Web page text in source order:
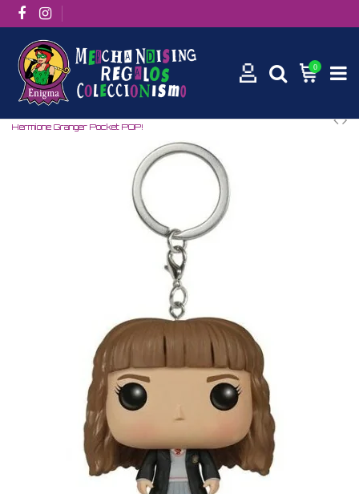
0
Hermione Granger Pocket POP!